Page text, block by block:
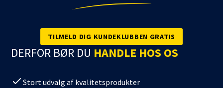
TILMELD DIG KUNDEKLUBBEN GRATIS
DERFOR BØR DU HANDLE HOS OS
Stort udvalg af kvalitetsprodukter